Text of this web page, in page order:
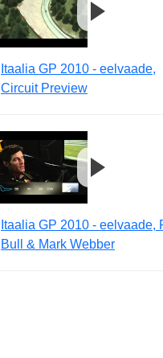
Itaalia GP 2010 - eelvaade,
Circuit Preview
Itaalia GP 2010 - eelvaade,
Bull & Mark Webber